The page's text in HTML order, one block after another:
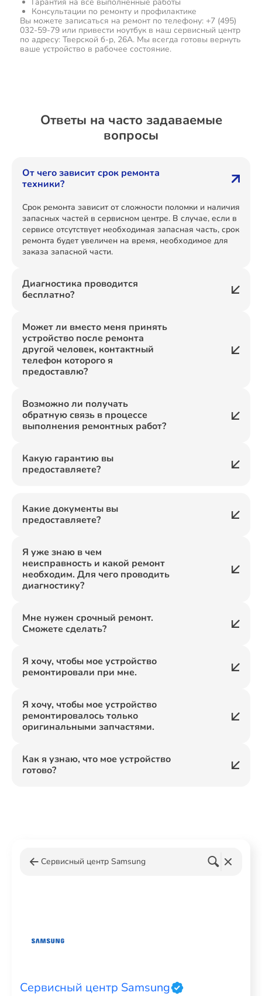
Консультации по ремонту и профилактике
Вы можете записаться на ремонт по телефону: +7 (495)
032-59-79 или привести ноутбук в наш сервисный центр
по адресу: Тверской б-р, 26А. Мы всегда готовы вернуть
ваше устройство в рабочее состояние.
Ответы на часто задаваемые
вопросы
От чего зависит срок ремонта
техники?
Срок ремонта зависит от сложности поломки и наличия
запасных частей в сервисном центре. В случае, если в
сервисе отсутствует необходимая запасная часть, срок
ремонта будет увеличен на время, необходимое для
заказа запасной части.
Диагностика проводится
бесплатно?
Может ли вместо меня принять
устройство после ремонта
другой человек, контактный
телефон которого я
предоставлю?
Возможно ли получать
обратную связь в процессе
выполнения ремонтных работ?
Какую гарантию вы
предоставляете?
Какие документы вы
предоставляете?
Я уже знаю в чем
неисправность и какой ремонт
необходим. Для чего проводить
диагностику?
Мне нужен срочный ремонт.
Сможете сделать?
Я хочу, чтобы мое устройство
ремонтировали при мне.
Я хочу, чтобы мое устройство
ремонтировалось только
оригинальными запчастями.
Как я узнаю, что мое устройство
готово?
Сервисный центр Samsung
Сервисный центр Samsung